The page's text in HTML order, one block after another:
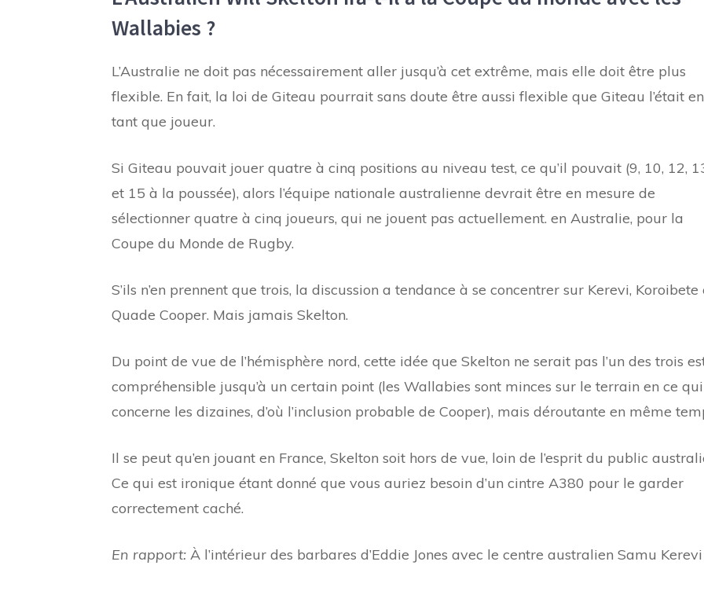
Wallabies ?
L’Australie ne doit pas nécessairement aller jusqu’à cet extrême, mais elle doit être plus
flexible. En fait, la loi de Giteau pourrait sans doute être aussi flexible que Giteau l’était en
tant que joueur.
Si Giteau pouvait jouer quatre à cinq positions au niveau test, ce qu’il pouvait (9, 10, 12,
et 15 à la poussée), alors l’équipe nationale australienne devrait être en mesure de
sélectionner quatre à cinq joueurs, qui ne jouent pas actuellement. en Australie, pour la
Coupe du Monde de Rugby.
S’ils n’en prennent que trois, la discussion a tendance à se concentrer sur Kerevi, Koroibete
Quade Cooper. Mais jamais Skelton.
Du point de vue de l’hémisphère nord, cette idée que Skelton ne serait pas l’un des trois
compréhensible jusqu’à un certain point (les Wallabies sont minces sur le terrain en ce qui
concerne les dizaines, d’où l’inclusion probable de Cooper), mais déroutante en même
Il se peut qu’en jouant en France, Skelton soit hors de vue, loin de l’esprit du public
Ce qui est ironique étant donné que vous auriez besoin d’un cintre A380 pour le garder
correctement caché.
En rapport: À l’intérieur des barbares d’Eddie Jones avec le centre australien Samu Kerevi